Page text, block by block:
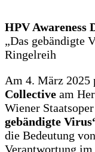
HPV
„Das gebändigte
Ringelreih
Am 4. März 2025
Collective am
Wiener
gebändigte
die Bedeutung
Verantwortung